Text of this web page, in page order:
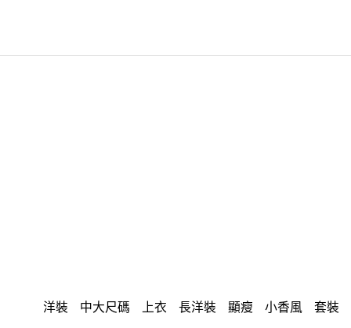
洋裝 中大尺碼 上衣 長洋裝 顯瘦 小香風 套裝